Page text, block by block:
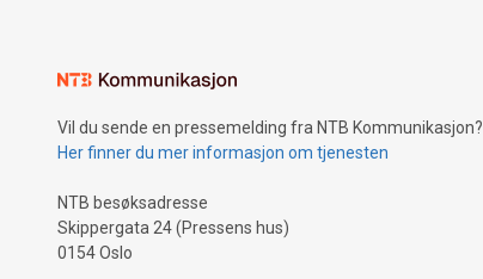
Vil du sende en pressemelding fra NTB Kommunikasjon?
Her finner du mer informasjon om tjenesten
NTB besøksadresse
Skippergata 24 (Pressens hus)
0154 Oslo